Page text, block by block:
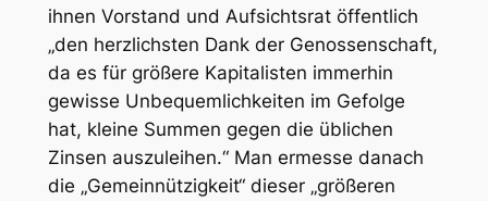
ihnen Vorstand und Aufsichtsrat öffentlich
„den herzlichsten Dank der Genossenschaft,
da es für größere Kapitalisten immerhin
gewisse Unbequemlichkeiten im Gefolge
hat, kleine Summen gegen die üblichen
Zinsen auszuleihen.“ Man ermesse danach
die „Gemeinnützigkeit“ dieser „größeren